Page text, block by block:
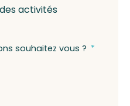
activités
souhaitez vous ?